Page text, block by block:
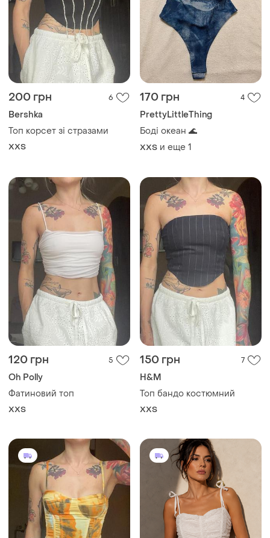
200 грн 6
Bershka
Топ корсет зі стразами
XХS
170 грн 4
PrettyLittleThing
Боді океан 🌊
XХS и еще 1
120 грн 5
Oh Polly
Фатиновий топ
XХS
150 грн 7
H&M
Топ бандо костюмний
XХS